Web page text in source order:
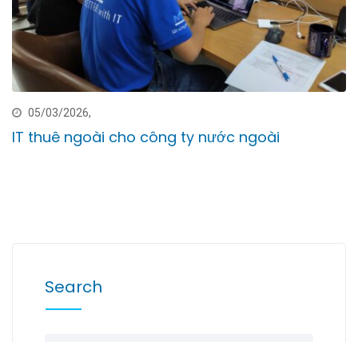
05/03/2026,
IT thuê ngoài cho công ty nước ngoài
Search